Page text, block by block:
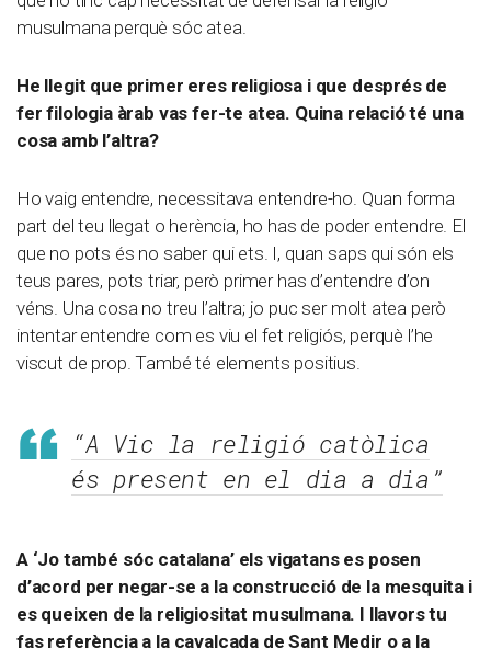
musulmana perquè sóc atea.
He llegit que primer eres religiosa i que després de
fer filologia àrab vas fer-te atea. Quina relació té una
cosa amb l’altra?
Ho vaig entendre, necessitava entendre-ho. Quan forma
part del teu llegat o herència, ho has de poder entendre. El
que no pots és no saber qui ets. I, quan saps qui són els
teus pares, pots triar, però primer has d’entendre d’on
véns. Una cosa no treu l’altra; jo puc ser molt atea però
intentar entendre com es viu el fet religiós, perquè l’he
viscut de prop. També té elements positius.
“A Vic la religió catòlica
és present en el dia a dia”
A ‘Jo també sóc catalana’ els vigatans es posen
d’acord per negar-se a la construcció de la mesquita i
es queixen de la religiositat musulmana. I llavors tu
fas referència a la cavalcada de Sant Medir o a la